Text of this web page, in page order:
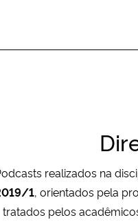
realizados na
1, orientados pela
tratados pelos